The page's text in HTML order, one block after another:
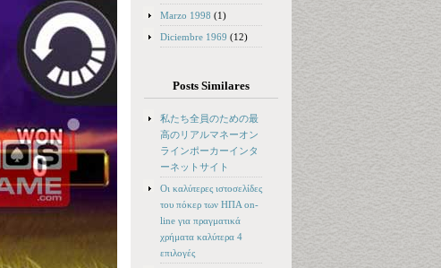
Marzo 1998 (1)
Diciembre 1969 (12)
Posts Similares
私たち全員のための最
高のリアルマネーオン
ラインポーカーインタ
ーネットサイト
Οι καλύτερες ιστοσελίδες
του πόκερ των ΗΠΑ on-
line για πραγματικά
χρήματα καλύτερα 4
επιλογές